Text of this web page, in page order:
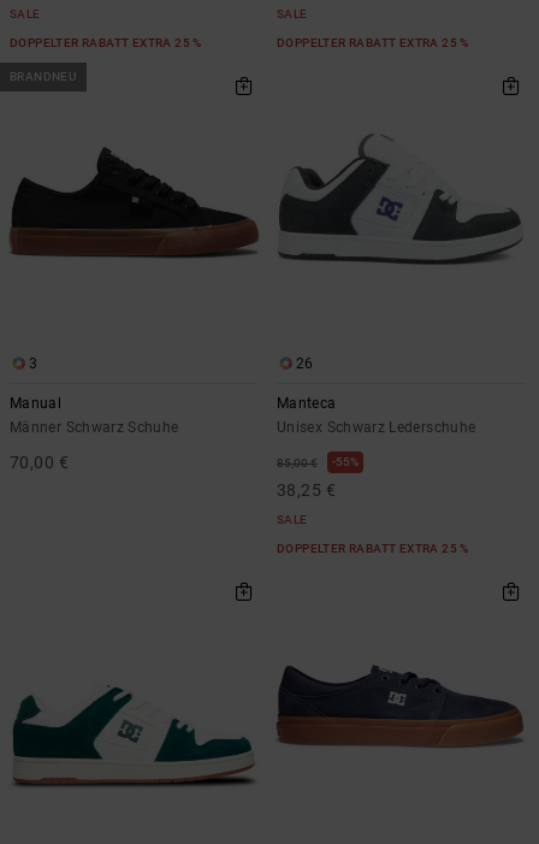
SALE
DOPPELTER RABATT EXTRA 25 %
SALE
DOPPELTER RABATT EXTRA 25 %
BRANDNEU
3
Manual
Männer Schwarz Schuhe
70,00 €
26
Manteca
Unisex Schwarz Lederschuhe
85,00 € 55%
38,25 €
SALE
DOPPELTER RABATT EXTRA 25 %